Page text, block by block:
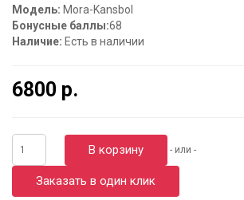
Модель: Mora-Kansbol
Бонусные баллы:68
Наличие: Есть в наличии
6800 р.
В корзину - или -
Заказать в один клик